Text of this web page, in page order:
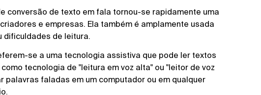
conversão de texto em fala tornou-se rapidamente uma
e empresas. Ela também é amplamente usada
dificuldades de leitura.
se a uma tecnologia assistiva que pode ler textos
tecnologia de "leitura em voz alta" ou "leitor de voz
palavras faladas em um computador ou em qualquer